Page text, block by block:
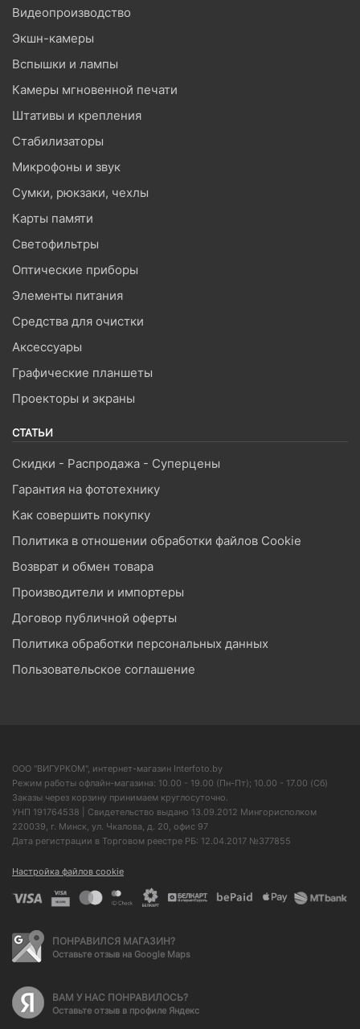
Видеопроизводство
Экшн-камеры
Вспышки и лампы
Камеры мгновенной печати
Штативы и крепления
Стабилизаторы
Микрофоны и звук
Сумки, рюкзаки, чехлы
Карты памяти
Светофильтры
Оптические приборы
Элементы питания
Средства для очистки
Аксессуары
Графические планшеты
Проекторы и экраны
СТАТЬИ
Скидки - Распродажа - Суперцены
Гарантия на фототехнику
Как совершить покупку
Политика в отношении обработки файлов Cookie
Возврат и обмен товара
Производители и импортеры
Договор публичной оферты
Политика обработки персональных данных
Пользовательское соглашение
ООО "ВИГУРКОМ", интернет-магазин Interfoto.by
Режим работы офлайн-магазина: 10.00 - 19.00 (Пн-Пт); 10.00 - 17.00 (Сб)
Заказы через корзину принимаем круглосуточно.
УНП 191764538 | Свидетельство выдано 13.09.2012 Мингорисполком
220039, г. Минск, ул. Чкалова, д. 20, офис 97
Дата регистрации в Торговом реестре РБ: 12.04.2017 №377855
Настройка файлов cookie
ПОНРАВИЛСЯ МАГАЗИН?
Оставьте отзыв на Google Maps
ВАМ У НАС ПОНРАВИЛОСЬ?
Оставьте отзыв в профиле Яндекс